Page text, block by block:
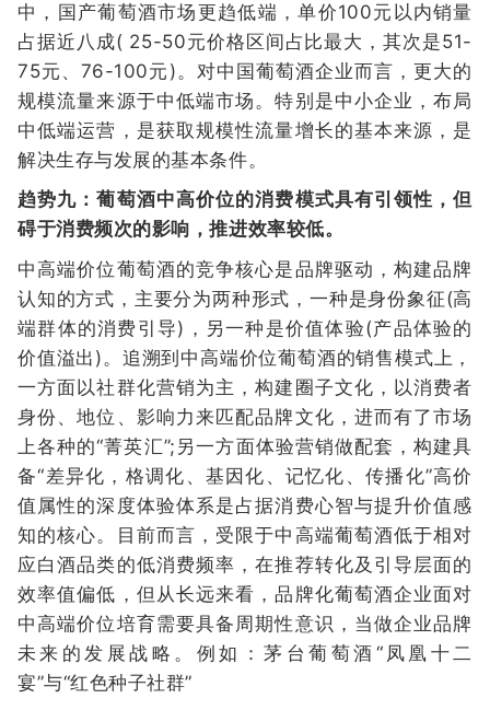
中，国产葡萄酒市场更趋低端，单价100元以内销量
占据近八成( 25-50元价格区间占比最大，其次是51-
75元、76-100元)。对中国葡萄酒企业而言，更大的
规模流量来源于中低端市场。特别是中小企业，布局
中低端运营，是获取规模性流量增长的基本来源，是
解决生存与发展的基本条件。
趋势九：葡萄酒中高价位的消费模式具有引领性，但
碍于消费频次的影响，推进效率较低。
中高端价位葡萄酒的竞争核心是品牌驱动，构建品牌
认知的方式，主要分为两种形式，一种是身份象征(高
端群体的消费引导)，另一种是价值体验(产品体验的
价值溢出)。追溯到中高端价位葡萄酒的销售模式上，
一方面以社群化营销为主，构建圈子文化，以消费者
身份、地位、影响力来匹配品牌文化，进而有了市场
上各种的“菁英汇”;另一方面体验营销做配套，构建具
备“差异化，格调化、基因化、记忆化、传播化”高价
值属性的深度体验体系是占据消费心智与提升价值感
知的核心。目前而言，受限于中高端葡萄酒低于相对
应白酒品类的低消费频率，在推荐转化及引导层面的
效率值偏低，但从长远来看，品牌化葡萄酒企业面对
中高端价位培育需要具备周期性意识，当做企业品牌
未来的发展战略。例如：茅台葡萄酒“凤凰十二
宴”与“红色种子社群”